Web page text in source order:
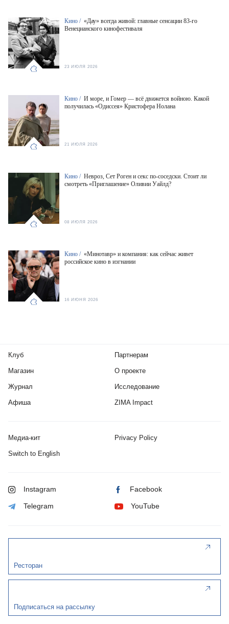
Кино / «Дау» всегда живой: главные сенсации 83-го
Венецианского кинофестиваля
23 ИЮЛЯ 2026
Кино / И море, и Гомер — всё движется войною. Какой
получилась «Одиссея» Кристофера Нолана
21 ИЮЛЯ 2026
Кино / Невроз, Сет Роген и секс по-соседски. Стоит ли
смотреть «Приглашение» Оливии Уайлд?
08 ИЮЛЯ 2026
Кино / «Минотавр» и компания: как сейчас живет
российское кино в изгнании
16 ИЮНЯ 2026
Клуб
Магазин
Журнал
Афиша
Партнерам
О проекте
Исследование
ZIMA Impact
Медиа-кит Privacy Policy
Switch to English
Instagram Facebook
Telegram YouTube
Ресторан
Подписаться на рассылку